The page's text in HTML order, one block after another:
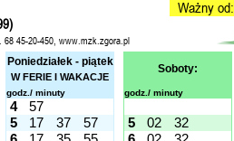
Ważny od:
45-20-450, www.mzk.zgora.pl
Poniedziałek - piątek
W FERIE I WAKACJE
Soboty:
godz./ minuty godz./ minuty
4
57
5 17 37 57 5 02
32